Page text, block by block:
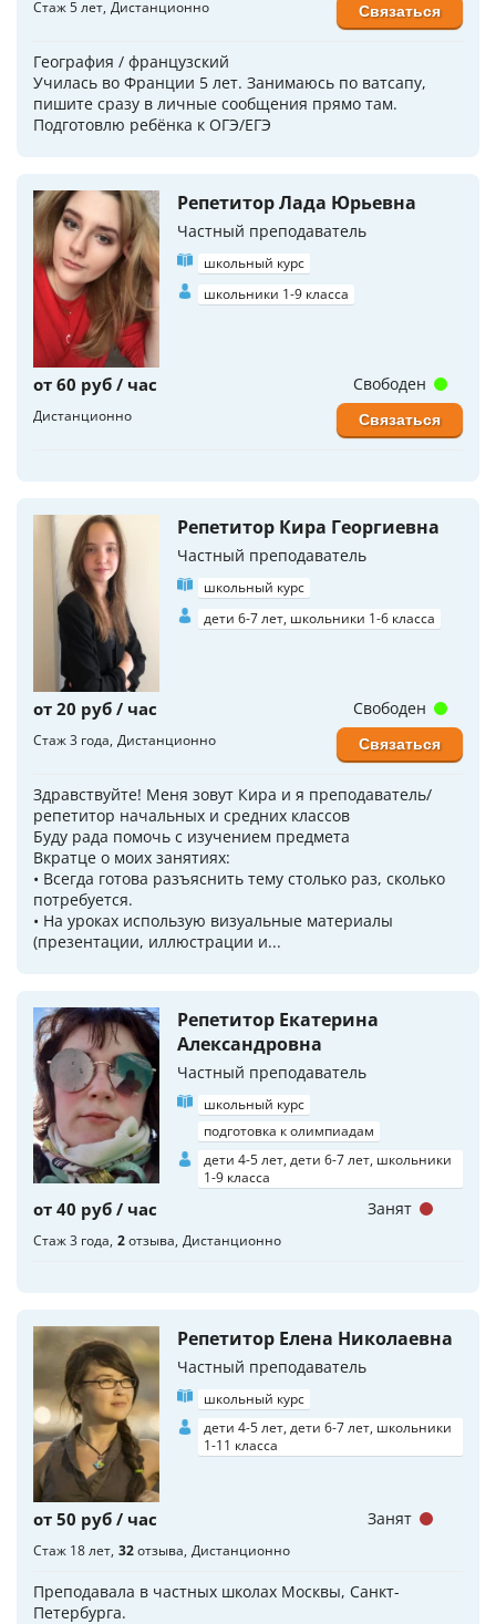
Стаж 5 лет Дистанционно
География / французский
Училась во Франции 5 лет. Занимаюсь по ватсапу,
пишите сразу в личные сообщения прямо там.
Подготовлю ребёнка к ОГЭ/ЕГЭ
Связаться
Репетитор Лада Юрьевна
Частный преподаватель
школьный курс
школьники 1-9 класса
от 60 руб / час
Дистанционно
Свободен
Связаться
Репетитор Кира Георгиевна
Частный преподаватель
школьный курс
дети 6-7 лет, школьники 1-6 класса
от 20 руб / час
Стаж 3 года Дистанционно
Здравствуйте! Меня зовут Кира и я преподаватель/
репетитор начальных и средних классов
Буду рада помочь с изучением предмета
Вкратце о моих занятиях:
• Всегда готова разъяснить тему столько раз, сколько
потребуется.
• На уроках использую визуальные материалы
(презентации, иллюстрации и...
Свободен
Связаться
Репетитор Екатерина
Александровна
Частный преподаватель
школьный курс
подготовка к олимпиадам
дети 4-5 лет, дети 6-7 лет, школьники
1-9 класса
от 40 руб / час
Стаж 3 года 2отзыва Дистанционно
Занят
Репетитор Елена Николаевна
Частный преподаватель
школьный курс
дети 4-5 лет, дети 6-7 лет, школьники
1-11 класса
от 50 руб / час
Стаж 18 лет 32отзыва Дистанционно
Преподавала в частных школах Москвы, Санкт-
Петербурга.
Занят